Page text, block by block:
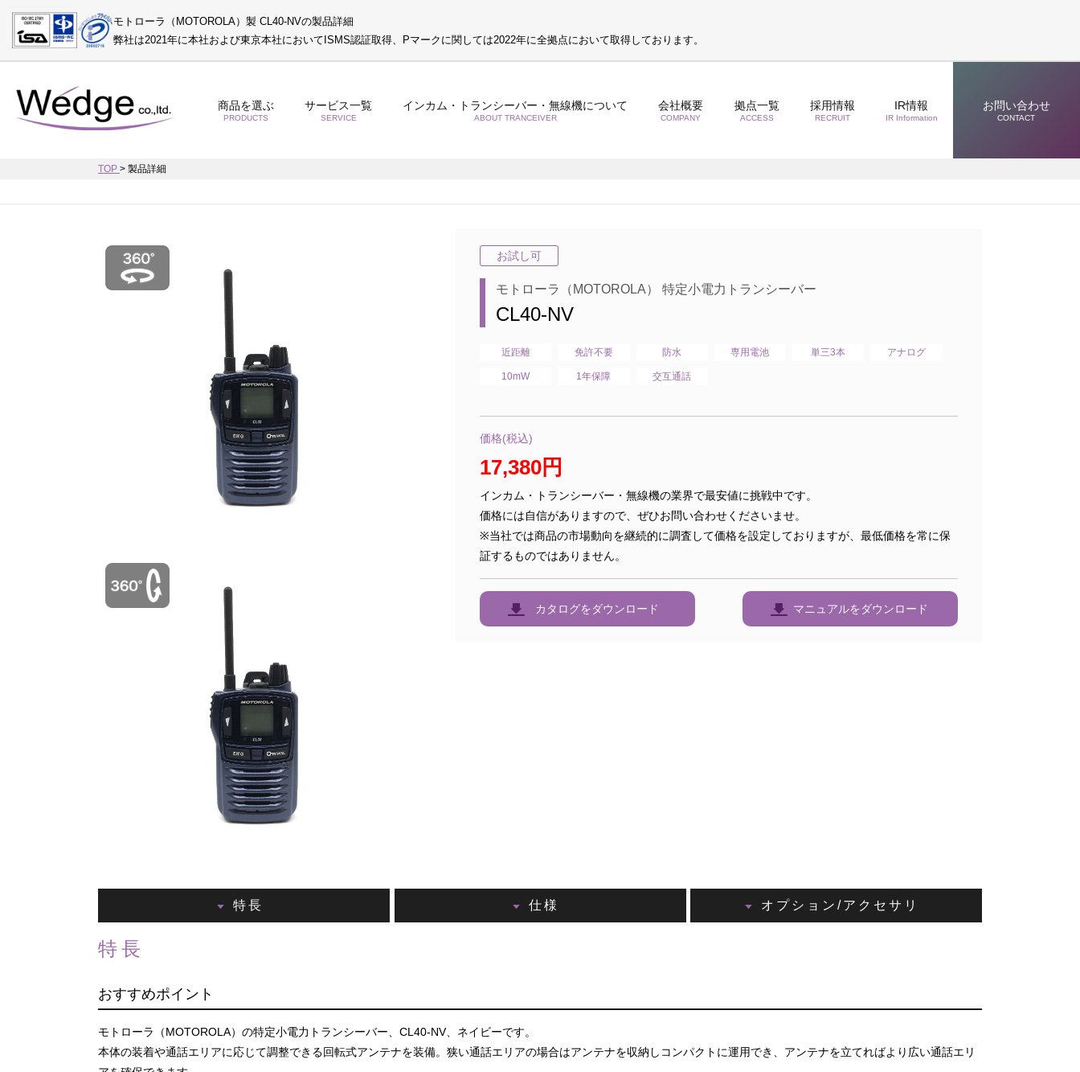
モトローラ（MOTOROLA）製 CL40-NVの製品詳細
弊社は2021年に本社および東京本社においてISMS認証取得、Pマークに関しては2022年に全拠点において取得しております。
商品を選ぶ
PRODUCTS
サービス一覧
SERVICE
インカム・トランシーバー・無線機について
ABOUT TRANCEIVER
会社概要
COMPANY
拠点一覧
ACCESS
採用情報
RECRUIT
IR情報
IR Information
お問い合わせ
CONTACT
TOP > 製品詳細
お試し可
モトローラ（MOTOROLA） 特定小電力トランシーバー
CL40-NV
近距離 免許不要 防水 専用電池 単三3本 アナログ
10mW 1年保障 交互通話
価格(税込)
17,380円
インカム・トランシーバー・無線機の業界で最安値に挑戦中です。
価格には自信がありますので、ぜひお問い合わせくださいませ。
※当社では商品の市場動向を継続的に調査して価格を設定しておりますが、最低価格を常に保
証するものではありません。
カタログをダウンロード マニュアルをダウンロード
特長 仕様 オプション/アクセサリ
特長
おすすめポイント
モトローラ（MOTOROLA）の特定小電力トランシーバー、CL40-NV、ネイビーです。
本体の装着や通話エリアに応じて調整できる回転式アンテナを装備。狭い通話エリアの場合はアンテナを収納しコンパクトに運用でき、アンテナを立てればより広い通話エリ